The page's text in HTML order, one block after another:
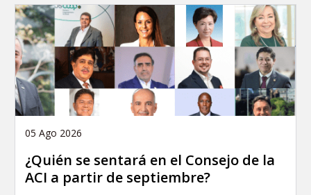
05 Ago 2026
¿Quién se sentará en el Consejo de la
ACI a partir de septiembre?